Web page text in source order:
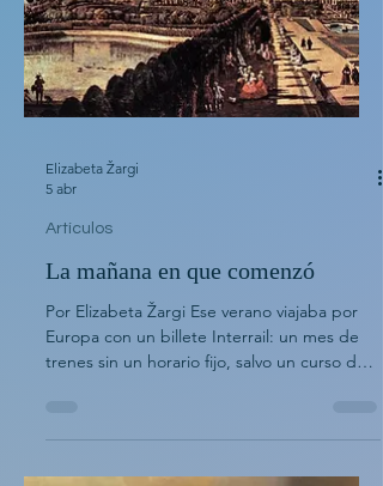
Elizabeta Žargi
La mañana en que comenzó
Por Elizabeta Žargi Ese verano viajaba por
Europa con un billete Interrail: un mes de
había pasado una semana en Malmö. Hice